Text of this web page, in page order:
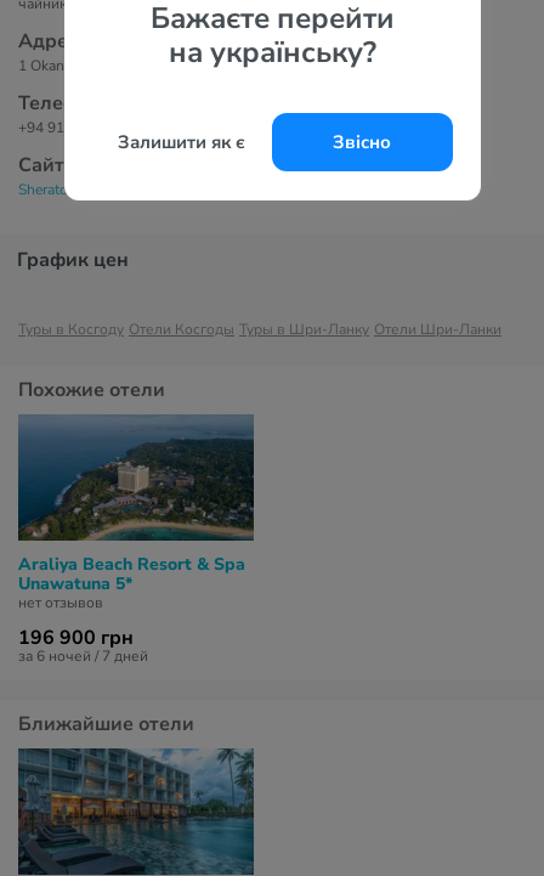
Бажаєте перейти
на українську?
Залишити як є Звісно
Адрес
1 Okanda Road, Hiddaruwa, Naape, Kosgoda, 80570 Sri Lanka
Телефоны
+94 91 7 600100
Сайт
Sheraton Kosgoda Turtle Beach Resort 5*
График цен
Туры в Косгоду Отели Косгоды Туры в Шри-Ланку Отели Шри-Ланки
Похожие отели
Araliya Beach Resort & Spa
Unawatuna 5*
нет отзывов
196 900 грн
за 6 ночей / 7 дней
Ближайшие отели